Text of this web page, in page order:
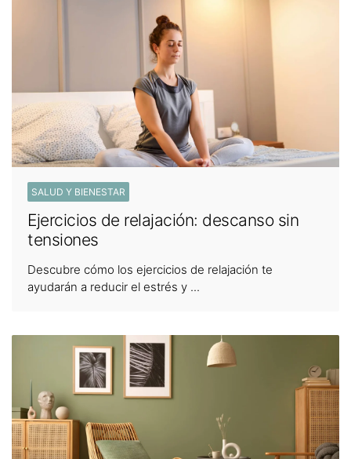
SALUD Y BIENESTAR
Ejercicios de relajación: descanso sin
tensiones
Descubre cómo los ejercicios de relajación te
ayudarán a reducir el estrés y ...